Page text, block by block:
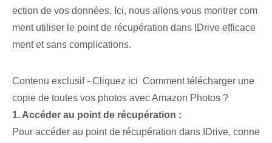
ection de vos données. Ici, nous allons vous montrer com
ment utiliser le point de récupération dans IDrive efficace
mentet sans complications.
Contenu exclusif - Cliquez ici Comment télécharger une
copie de toutes vos photos avec Amazon Photos ?
1. Accéder au point de récupération :
Pour accéder au point de récupération dans IDrive, conne